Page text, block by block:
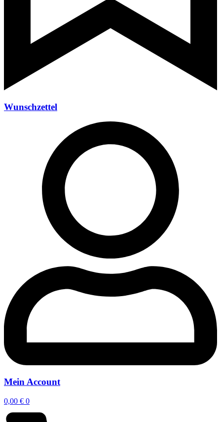
Wunschzettel
Mein Account
0,00 € 0